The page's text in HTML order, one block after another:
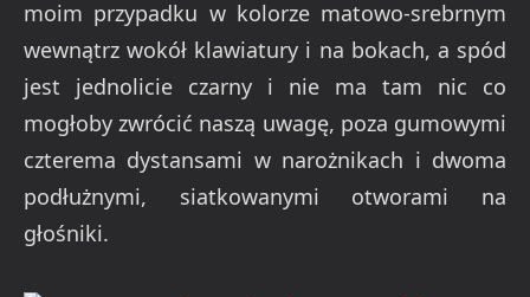
moim przypadku w kolorze matowo-srebrnym
wewnątrz wokół klawiatury i na bokach, a spód
jest jednolicie czarny i nie ma tam nic co
mogłoby zwrócić naszą uwagę, poza gumowymi
czterema dystansami w narożnikach i dwoma
podłużnymi, siatkowanymi otworami na
głośniki.